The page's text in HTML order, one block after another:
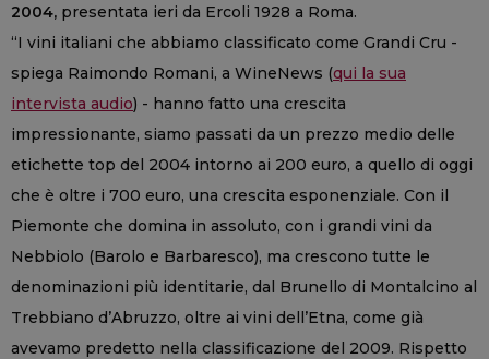
2004, presentata ieri da Ercoli 1928 a Roma.
“I vini italiani che abbiamo classificato come Grandi Cru -
spiega Raimondo Romani, a WineNews (qui la sua
intervista audio) - hanno fatto una crescita
impressionante, siamo passati da un prezzo medio delle
etichette top del 2004 intorno ai 200 euro, a quello di oggi
che è oltre i 700 euro, una crescita esponenziale. Con il
Piemonte che domina in assoluto, con i grandi vini da
Nebbiolo (Barolo e Barbaresco), ma crescono tutte le
denominazioni più identitarie, dal Brunello di Montalcino al
Trebbiano d’Abruzzo, oltre ai vini dell’Etna, come già
avevamo predetto nella classificazione del 2009. Rispetto